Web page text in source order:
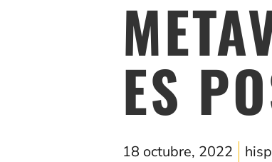
ES
18 octubre, 2022